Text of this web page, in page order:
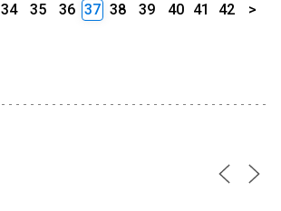
34 35 36 37 38 39 40 41 42 >